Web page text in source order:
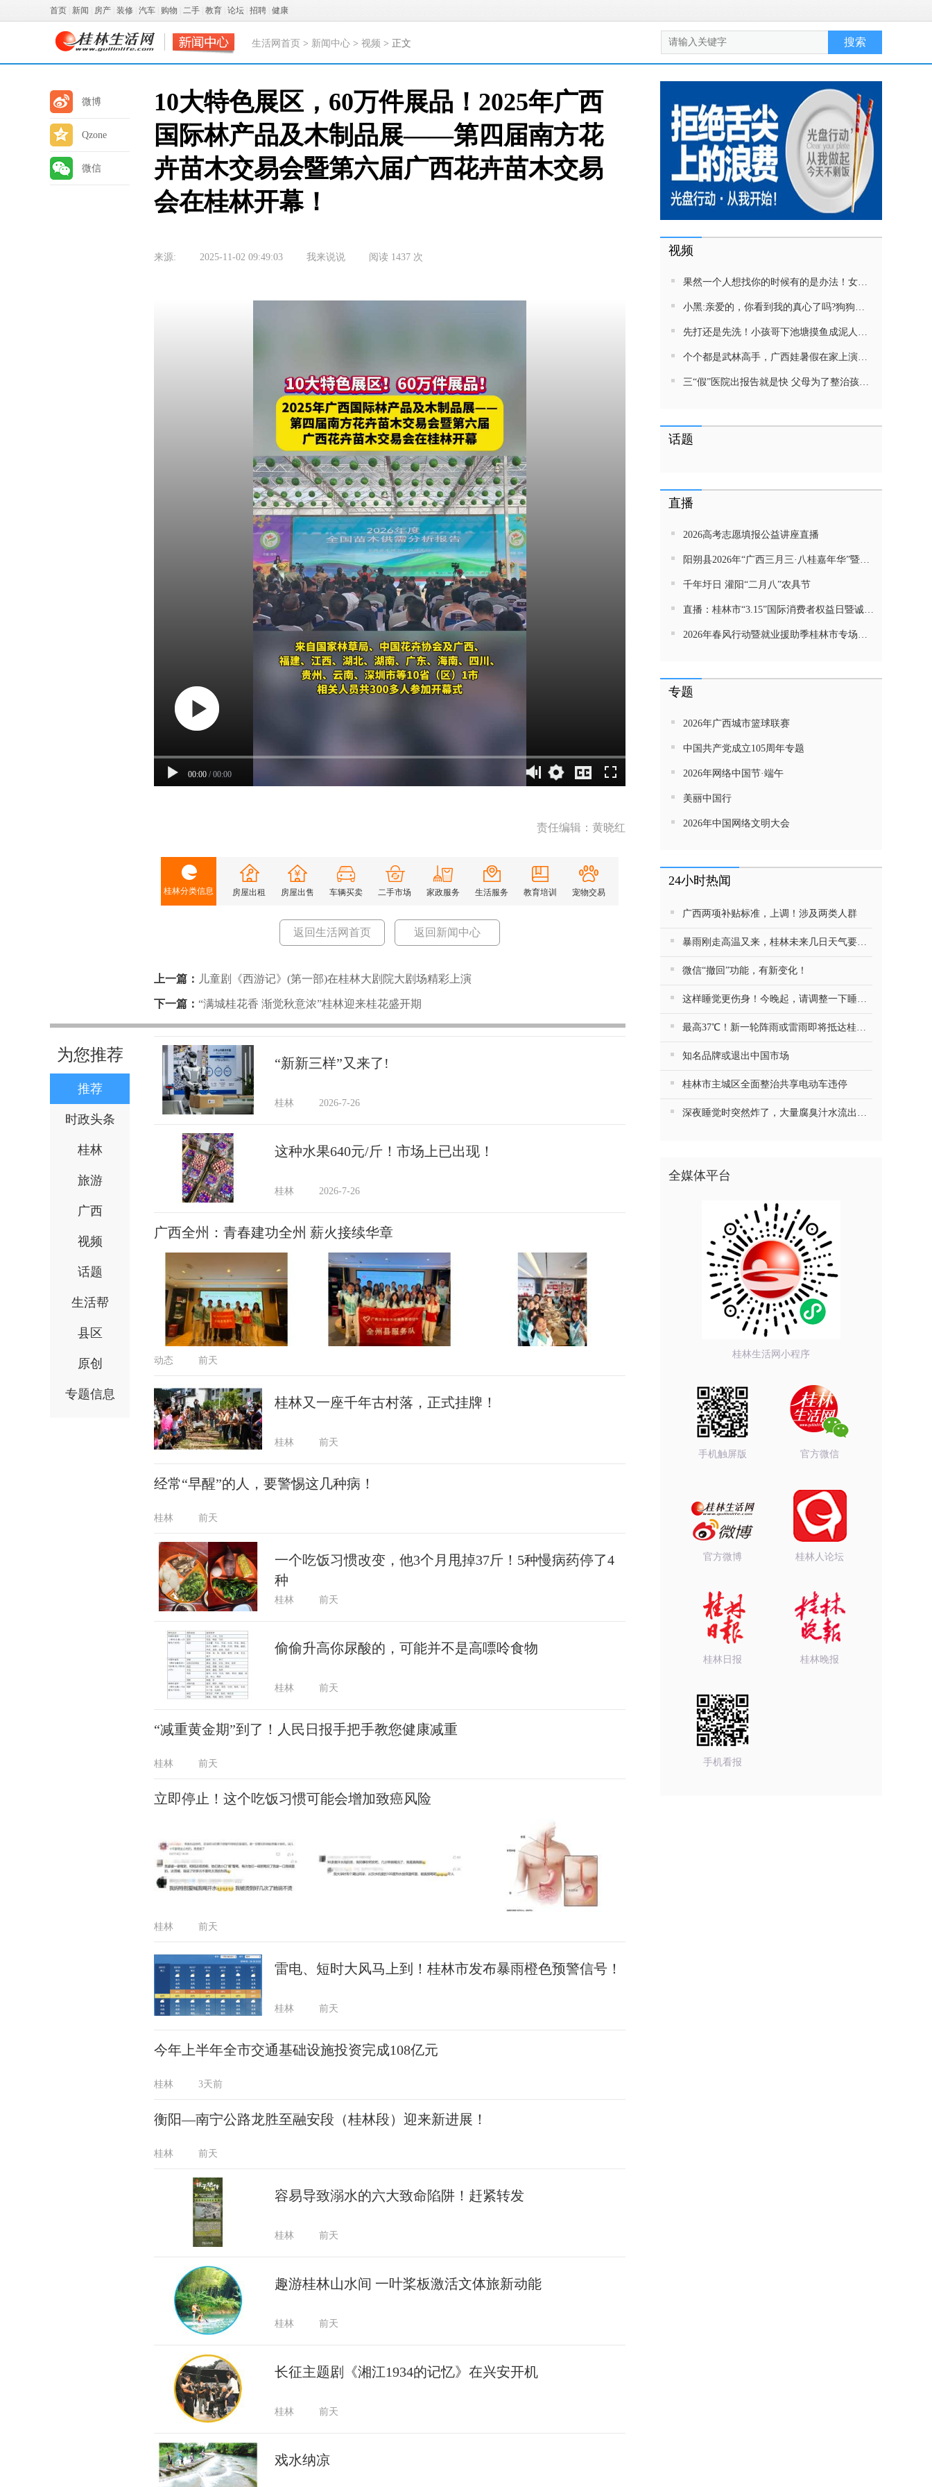
首页 新闻 房产 装修 汽车 购物 二手 教育 论坛 招聘 健康
生活网首页 > 新闻中心 > 视频 > 正文
微博
Qzone
微信
10大特色展区，60万件展品！2025年广西
国际林产品及木制品展——第四届南方花
卉苗木交易会暨第六届广西花卉苗木交易
会在桂林开幕！
来源: 2025-11-02 09:49:03 我来说说 阅读 1437 次
00:00 / 00:00
责任编辑：黄晓红
桂林分类信息 房屋出租 房屋出售 车辆买卖 二手市场 家政服务 生活服务 教育培训 宠物交易
返回生活网首页 返回新闻中心
上一篇： 儿童剧《西游记》(第一部)在桂林大剧院大剧场精彩上演
下一篇： “满城桂花香 渐觉秋意浓”桂林迎来桂花盛开期
为您推荐
推荐
时政头条
桂林
旅游
广西
视频
话题
生活帮
县区
原创
专题信息
“新新三样”又来了!
桂林 2026-7-26
这种水果640元/斤！市场上已出现！
桂林 2026-7-26
广西全州：青春建功全州 薪火接续华章
动态 前天
桂林又一座千年古村落，正式挂牌！
桂林 前天
经常“早醒”的人，要警惕这几种病！
桂林 前天
一个吃饭习惯改变，他3个月甩掉37斤！5种慢病药停了4
种
桂林 前天
偷偷升高你尿酸的，可能并不是高嘌呤食物
桂林 前天
“减重黄金期”到了！人民日报手把手教您健康减重
桂林 前天
立即停止！这个吃饭习惯可能会增加致癌风险
桂林 前天
雷电、短时大风马上到！桂林市发布暴雨橙色预警信号！
桂林 前天
今年上半年全市交通基础设施投资完成108亿元
桂林 3天前
衡阳—南宁公路龙胜至融安段（桂林段）迎来新进展！
桂林 前天
容易导致溺水的六大致命陷阱！赶紧转发
桂林 前天
趣游桂林山水间 一叶桨板激活文体旅新动能
桂林 前天
长征主题剧《湘江1934的记忆》在兴安开机
桂林 前天
戏水纳凉
视频
果然一个人想找你的时候有的是办法！女生吵架将男友拉黑，结果男友给家里狗打电话了！汪：吵死了，一会就去把号码注销
小黑:亲爱的，你看到我的真心了吗?狗狗雨中等好朋狗不愿离去，网友:确实搞笑，黄黄都有男朋友，你却没有
先打还是先洗！小孩哥下池塘摸鱼成泥人！网友：这才是童年该有的样子，好怀念
个个都是武林高手，广西娃暑假在家上演武侠片，80后90后:以前我们也这样玩
三“假”医院出报告就是快 父母为了整治孩子少吃零食想尽了办法 网友：“又有”笑死我了
话题
直播
2026高考志愿填报公益讲座直播
阳朔县2026年“广西三月三·八桂嘉年华”暨金龙巡游活动直播
千年圩日 灌阳“二月八”农具节
直播：桂林市“3.15”国际消费者权益日暨诚信教育主题活动网民面对面活动
2026年春风行动暨就业援助季桂林市专场招聘活动直播带岗
专题
2026年广西城市篮球联赛
中国共产党成立105周年专题
2026年网络中国节·端午
美丽中国行
2026年中国网络文明大会
24小时热闻
广西两项补贴标准，上调！涉及两类人群
暴雨刚走高温又来，桂林未来几日天气要注意防火……
微信“撤回”功能，有新变化！
这样睡觉更伤身！今晚起，请调整一下睡觉习惯
最高37℃！新一轮阵雨或雷雨即将抵达桂林！
知名品牌或退出中国市场
桂林市主城区全面整治共享电动车违停
深夜睡觉时突然炸了，大量腐臭汁水流出……最近很多人跟风，第一批受害者已出现
全媒体平台
桂林生活网小程序
手机触屏版 官方微信
官方微博 桂林人论坛
桂林日报 桂林晚报
手机看报